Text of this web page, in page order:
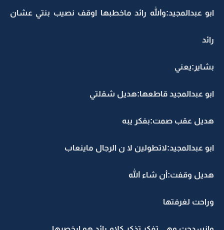
ابو عبدالمجيد:والله رائد ماخطبها اوقف نصيب بنتي عشان
رائد
بشاير:يعني
ابو عبدالمجيد قاطعها:هديل شقلتي
هديل عقب صمت:بفكر يبه
ابو عبدالمجيد:لاتطولين لا ن الرجال ماينعاب
هديل وقفت:أن شاء الله
وراحت لغرفتها